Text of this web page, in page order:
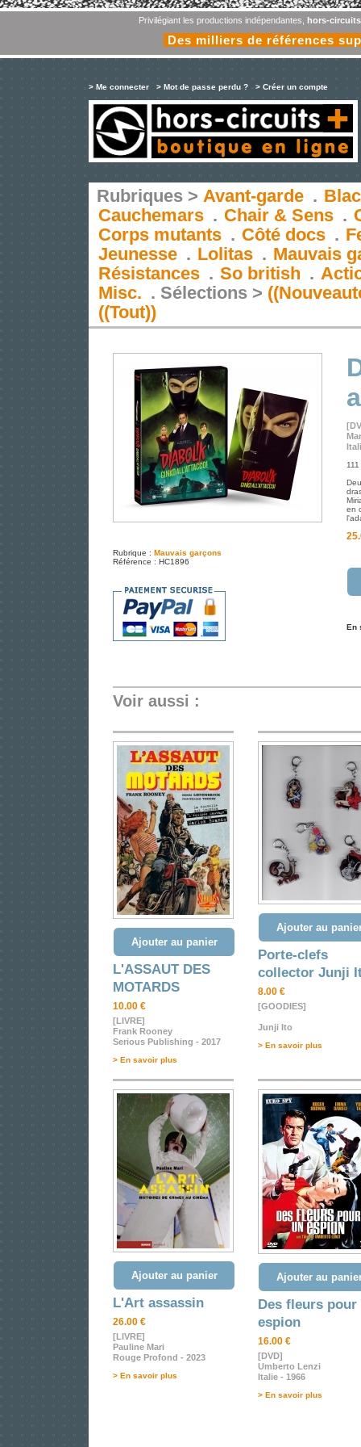
Privilégiant les productions indépendantes, hors-
Des milliers de références
> Me connecter > Mot de passe perdu ? > Créer un compte
Rubriques > Avant-garde .
Cauchemars . Chair & Sens .
Corps mutants . Côté docs .
Jeunesse . Lolitas . Mauvais
Résistances . So british .
Misc. . Sélections >
((Tout))
Rubrique : Mauvais garçons
Référence : HC1896
en
En
Voir aussi :
Ajouter au panier
L'ASSAUT DES
MOTARDS
10.00 €
[LIVRE]
Frank Rooney
Serious Publishing - 2017
> En savoir plus
Ajouter au
Porte-clefs
collector Junji
8.00 €
[GOODIES]
Junji Ito
> En savoir plus
Ajouter au panier
L'Art assassin
26.00 €
[LIVRE]
Pauline Mari
Rouge Profond - 2023
> En savoir plus
Ajouter au
Des fleurs pour
espion
16.00 €
[DVD]
Umberto Lenzi
Italie - 1966
> En savoir plus